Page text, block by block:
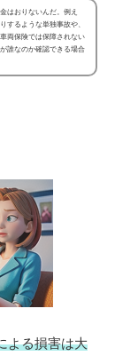
はおりないんだ。例え
するような単独事故や、
両保険では保障されない
誰なのか確認できる場合
よる損害は大